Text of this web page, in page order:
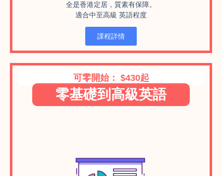
全是香港定居，質素有保障。
適合中至高級 英語程度
課程詳情
可零開始： $430起
零基礎到高級英語